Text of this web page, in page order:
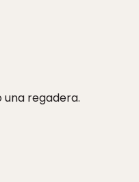
regadera.